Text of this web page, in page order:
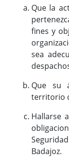
Que la
fines y
sea
Que su
territorio
Hallarse
Badajoz.